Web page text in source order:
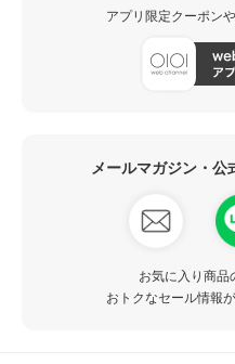
アプリ限定クーポン
メールマガジン・公
お気に入り商品
おトクなセール情報